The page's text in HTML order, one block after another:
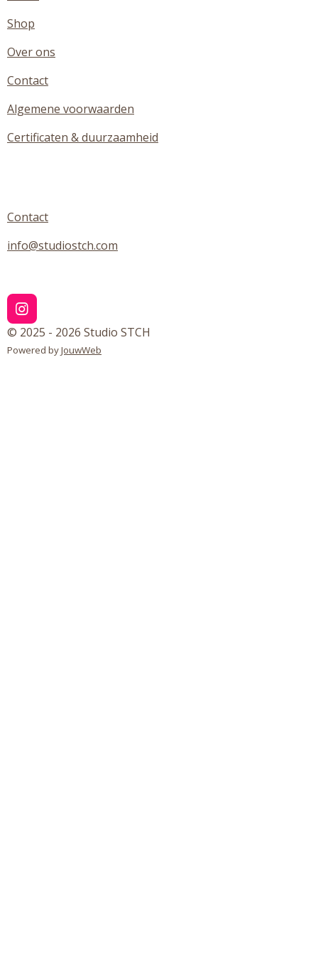
Shop
Over ons
Contact
Algemene voorwaarden
Certificaten & duurzaamheid
Contact
info@studiostch.com
I
n
s
t
© 2025 - 2026 Studio STCH
Powered byJouwWeb